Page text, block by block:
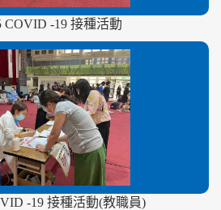
COVID -19 接種活動
-19 接種活動(教職員)